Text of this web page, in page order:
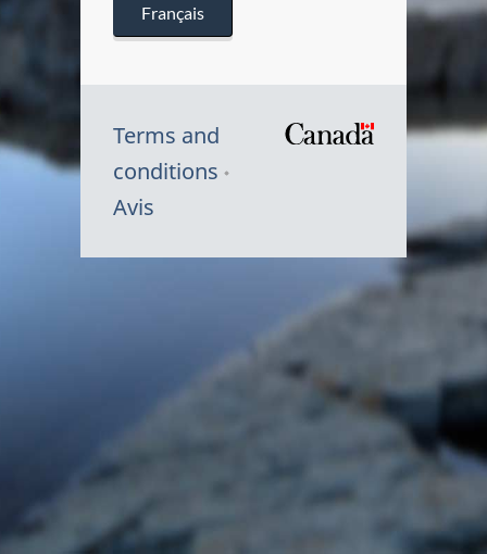
Français
Terms and
conditions
Avis
du